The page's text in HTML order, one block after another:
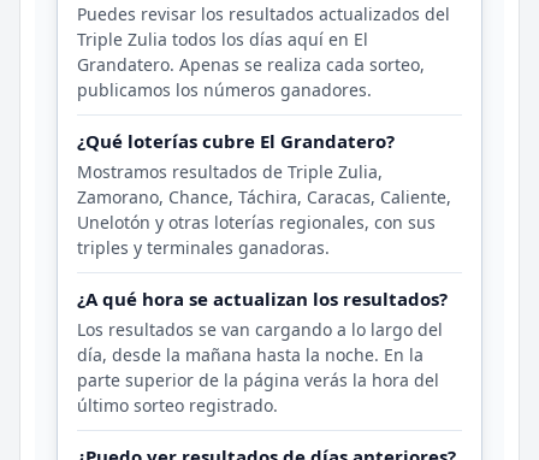
Puedes revisar los resultados actualizados del
Triple Zulia todos los días aquí en El
Grandatero. Apenas se realiza cada sorteo,
publicamos los números ganadores.
¿Qué loterías cubre El Grandatero?
Mostramos resultados de Triple Zulia,
Zamorano, Chance, Táchira, Caracas, Caliente,
Unelotón y otras loterías regionales, con sus
triples y terminales ganadoras.
¿A qué hora se actualizan los resultados?
Los resultados se van cargando a lo largo del
día, desde la mañana hasta la noche. En la
parte superior de la página verás la hora del
último sorteo registrado.